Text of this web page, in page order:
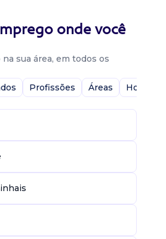
onde você
sua área, em todos os
Profissões Áreas Home-